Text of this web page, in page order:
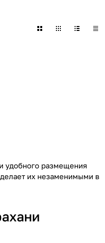
удобного размещения
их незаменимыми в